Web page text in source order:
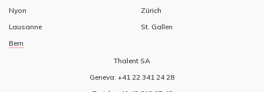
Nyon
Lausanne
Bern
Zürich
St. Gallen
Thalent SA
Geneva: +41 22 341 24 28